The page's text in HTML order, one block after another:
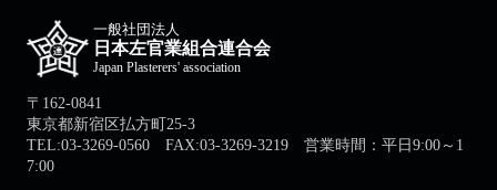
一般社団法人
日本左官業組合連合会
Japan Plasterers' association
〒162-0841
東京都新宿区払方町25-3
TEL:03-3269-0560 FAX:03-3269-3219 営業時間：平日9:00～1
7:00